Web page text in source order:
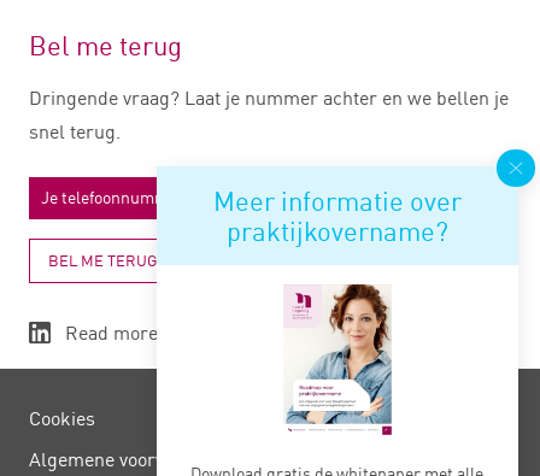
Meer informatie over
praktijkovername?
Bel me terug
Dringende vraag? Laat je nummer achter en we bellen je
snel terug.
BEL ME TERUG
Read more
Cookies
Algemene voorwaarden